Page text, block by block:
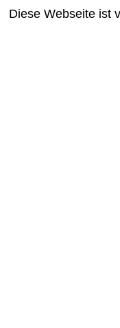
Diese Webseite ist